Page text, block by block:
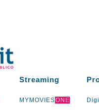
Streaming
MYMOVIESONE